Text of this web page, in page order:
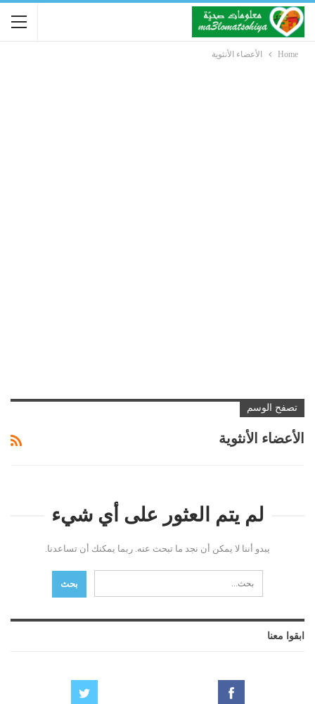
Home الأعضاء الأنثوية
تصفح الوسم
الأعضاء الأنثوية
لم يتم العثور على أي شيء
يبدو أننا لا يمكن أن نجد ما تبحث عنه. ربما يمكنك أن تساعدنا.
ابقوا معنا